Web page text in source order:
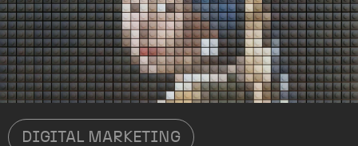
DIGITAL MARKETING